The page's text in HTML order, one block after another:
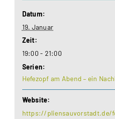
Datum:
19. Januar
Zeit:
19:00 - 21:00
Serien:
Hefezopf am Abend – ein
Website:
https://pliensauvorstadt.de/